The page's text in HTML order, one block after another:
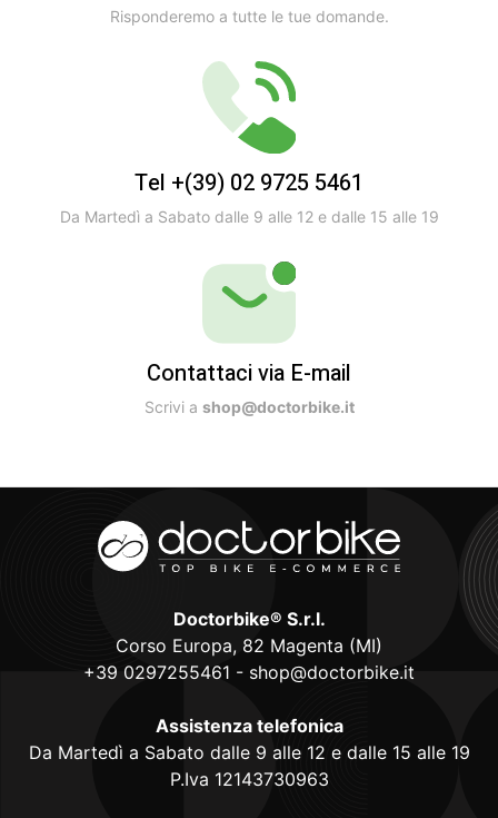
Risponderemo a tutte le tue domande.
Tel +(39) 02 9725 5461
Da Martedì a Sabato dalle 9 alle 12 e dalle 15 alle 19
Contattaci via E-mail
Scrivi a shop@doctorbike.it
Doctorbike® S.r.l.
Corso Europa, 82 Magenta (MI)
+39 0297255461 - shop@doctorbike.it
Assistenza telefonica
Da Martedì a Sabato dalle 9 alle 12 e dalle 15 alle 19
P.Iva 12143730963